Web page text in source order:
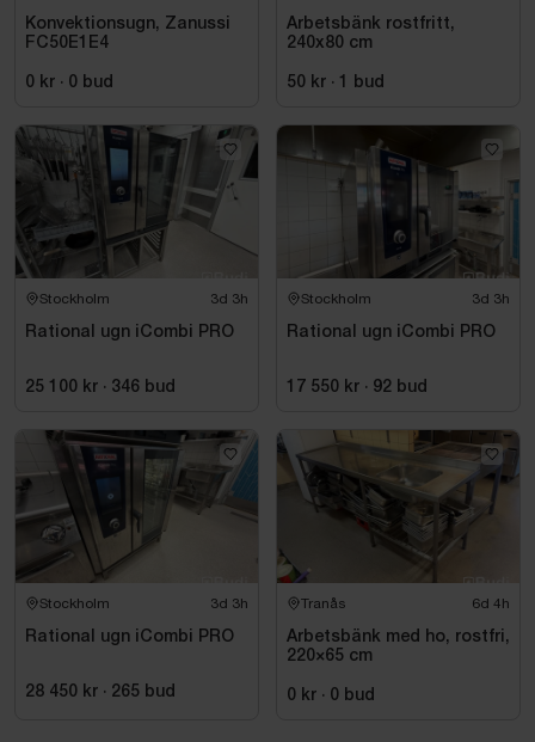
Övrigt
Tillverkare: Rational
Rostfritt utförande
Startar vid enklare test
Bruksskick
Normalt slitage förekommer
Se bilder för mer information
Konvektionsugn, Zanussi
FC50E1E4
0 kr · 0 bud
Arbetsbänk rostfritt,
240x80 cm
50 kr · 1 bud
Stockholm 3d 3h
Rational ugn iCombi PRO
25 100 kr · 346 bud
Stockholm 3d 3h
Rational ugn iCombi PRO
17 550 kr · 92 bud
Stockholm 3d 3h
Rational ugn iCombi PRO
28 450 kr · 265 bud
Tranås 6d 4h
Arbetsbänk med ho, rostfri,
220×65 cm
0 kr · 0 bud